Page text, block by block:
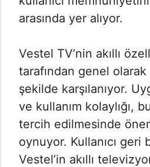
arasında yer alıyor.
Vestel TV’nin akıllı
tarafından genel
şekilde karşılanıyor.
ve kullanım kolaylığı,
tercih edilmesinde
oynuyor. Kullanıcı geri
Vestel’in akıllı